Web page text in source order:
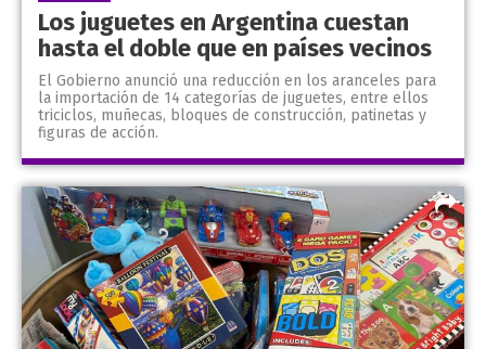
Los juguetes en Argentina cuestan
hasta el doble que en países vecinos
El Gobierno anunció una reducción en los aranceles para
la importación de 14 categorías de juguetes, entre ellos
triciclos, muñecas, bloques de construcción, patinetas y
figuras de acción.